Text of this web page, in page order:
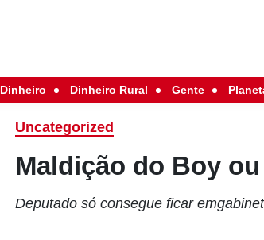
Dinheiro Dinheiro Rural Gente
Uncategorized
Maldição do Boy
Deputado só consegue ficar